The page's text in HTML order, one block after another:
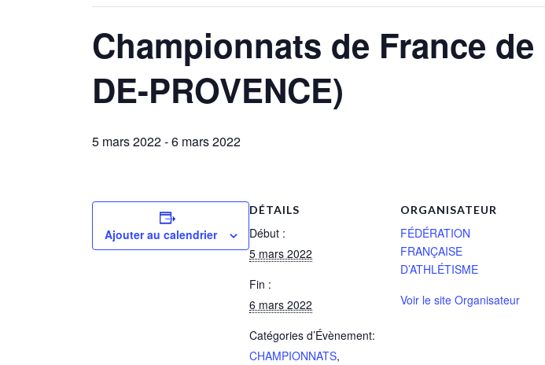
Championnats de France
DE-PROVENCE)
5 mars 2022-6 mars 2022
Ajouter au calendrier
DÉTAILS
Début :
5 mars 2022
Fin :
6 mars 2022
Catégories d’Évènement:
CHAMPIONNATS,
ORGANISATEUR
FÉDÉRATION
FRANÇAISE
D’ATHLÉTISME
Voir le site Organisateur